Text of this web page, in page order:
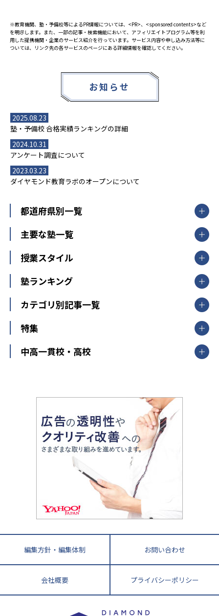
※教育機関、塾・予備校等によるPR情報については、<PR>、<sponsored contents>など
を明示します。また、一部の記事・検索機能において、アフィリエイトプログラム等を利
用した提携機関・企業のサービス紹介を行っています。サービス内容や申し込み方法等に
ついては、リンク先の各サービスのページにある詳細情報を確認してください。
お知らせ
2025.08.23
塾・予備校 合格実績ランキングの詳細
2024.10.31
アンケート調査について
2023.03.23
ダイヤモンド教育ラボのオープンについて
都道府県別一覧
北海道・東北
山形県
福島県
関東
東京都
神奈川県
茨城県
栃木県
群馬県
新潟県
中部
愛知県
静岡県
長野県
大阪府
兵庫県 京都府 奈良県
和歌山県
鳥取県
島根県 岡山県 広島県
香川県
高知県
長崎県 熊本県
鹿児島県 沖縄県
主要な塾一覧
【掲載塾一覧を見る】
東京個別指導学院
明光義塾
個別教室のトライ
武田塾
授業スタイル
個別指導
オンライン指導
塾ランキング
中学受験ランキング
カテゴリ別記事一覧
中学受験
大学受験
教育全般
大学受験塾の選び方
中学受験に熱心な市区町村ランキング
小学校受験
家庭教師
特集
開成番長直伝！子どもの受験を成功させる方法
運動と遊びを考える
情報Ⅰ、数学が苦手な人注目！最短距離の学力
アップ法
悩み多き「大学受験」相談室
英語・英会話・英検対策
小学校教師が解説！中学受験のリアル
教育ジャーナリストが徹底解説！ 大学受験の羅
中高一貫校・高校
大学入試改革
ママテクエグザム
進化する中高一貫校・高校
編集方針・編集体制 お問い合わせ
会社概要 プライバシーポリシー